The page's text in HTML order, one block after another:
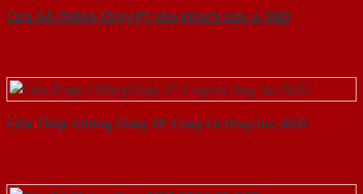
Cửa Gỗ Chống Cháy P1 cho khach san-a-SGD
Cửa Thép Chống Cháy 2P 2 tay co thuy luc-SGD